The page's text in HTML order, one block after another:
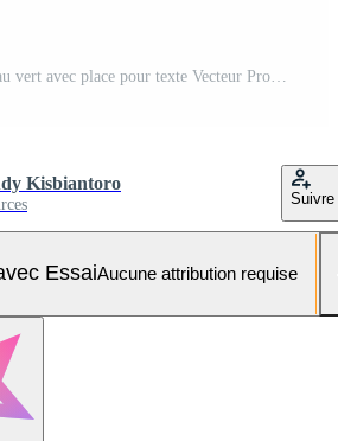
Kisbiantoro
Suivre
EssaiAucune attribution requise